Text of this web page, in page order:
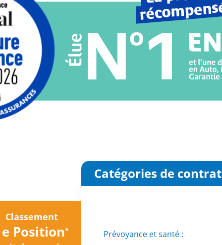
Catégories de
Prévoyance et santé :
Classement
Position*